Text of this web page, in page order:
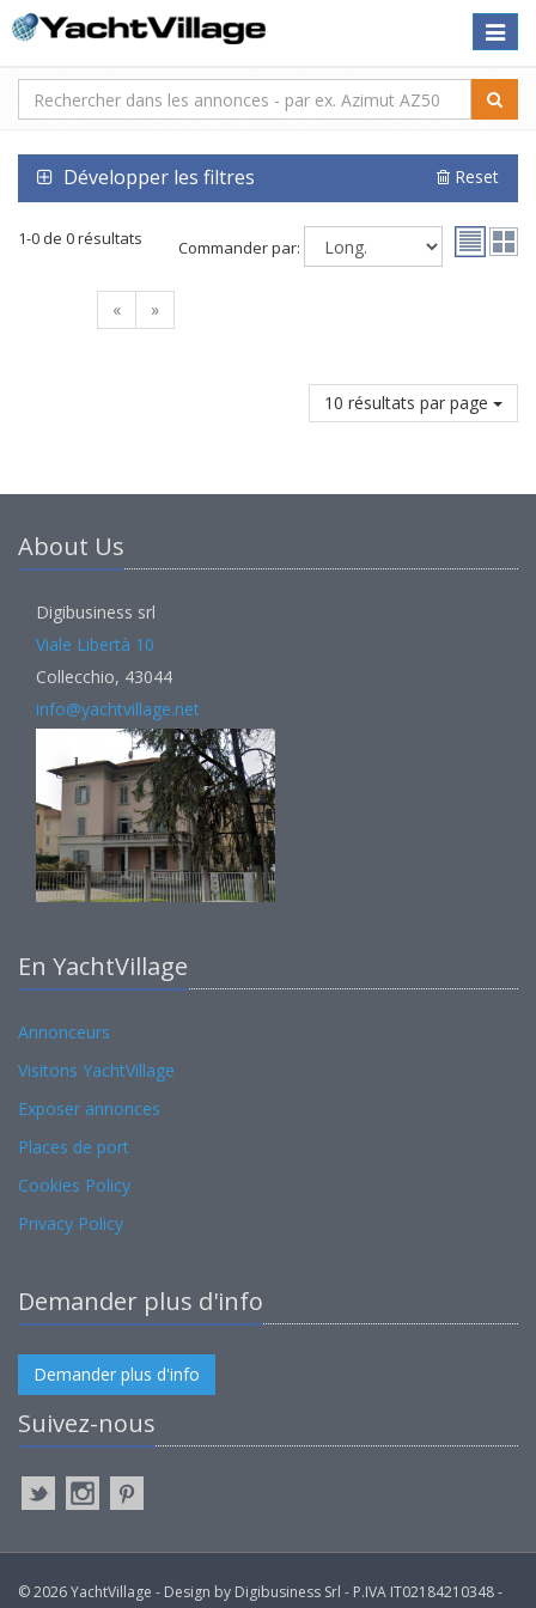
Toggle
Développer les filtres Reset
1-0 de 0 résultats Commander par:
« »
10 résultats par page
About Us
Digibusiness srl
Viale Libertà 10
Collecchio, 43044
info@yachtvillage.net
En YachtVillage
Annonceurs
Visitons YachtVillage
Exposer annonces
Places de port
Cookies Policy
Privacy Policy
Demander plus d'info
Demander plus d'info
Suivez-nous
© 2026 YachtVillage - Design by Digibusiness Srl - P.IVA IT02184210348 -